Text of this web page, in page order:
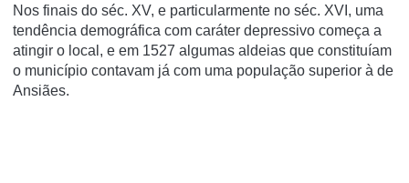
Nos finais do séc. XV, e particularmente no séc. XVI, uma
tendência demográfica com caráter depressivo começa a
atingir o local, e em 1527 algumas aldeias que constituíam
o município contavam já com uma população superior à de
Ansiães.